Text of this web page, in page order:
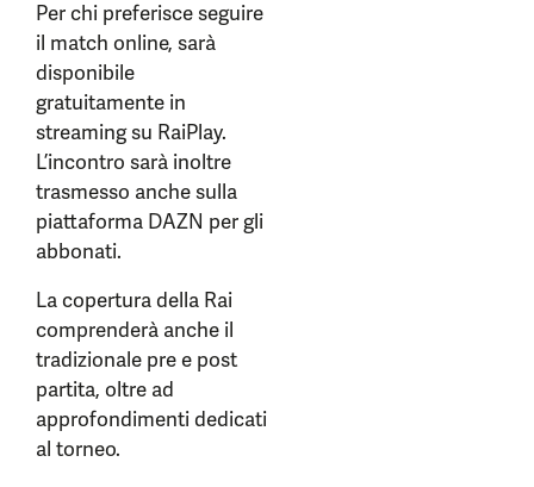
Per chi preferisce seguire
il match online, sarà
disponibile
gratuitamente in
streaming su RaiPlay.
L’incontro sarà inoltre
trasmesso anche sulla
piattaforma DAZN per gli
abbonati.
La copertura della Rai
comprenderà anche il
tradizionale pre e post
partita, oltre ad
approfondimenti dedicati
al torneo.